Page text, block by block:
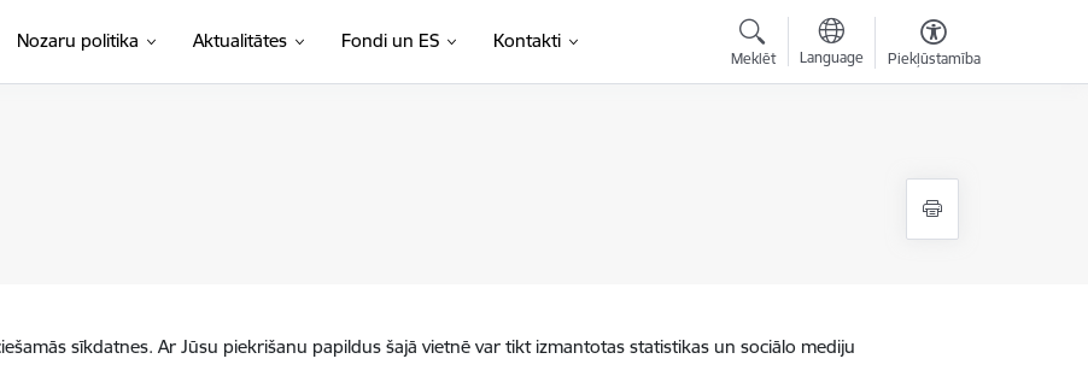
Nozaru politika Aktualitātes Fondi un ES Kontakti
Meklēt Language Piekļūstamība
sīkdatnes. Ar Jūsu piekrišanu papildus šajā vietnē var tikt izmantotas statistikas un sociālo mediju